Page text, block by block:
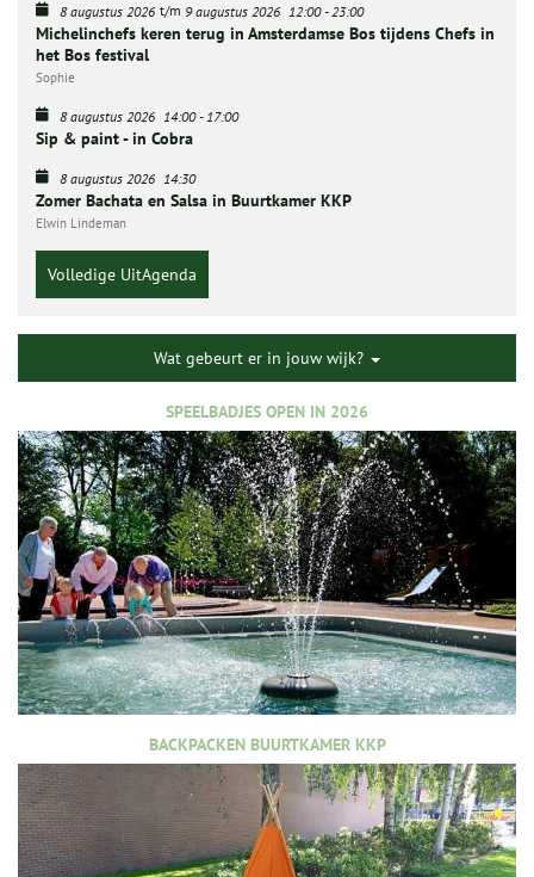
8 augustus 2026 t/m 9 augustus 2026 12:00-23:00
Michelinchefs keren terug in Amsterdamse Bos tijdens Chefs in
het Bos festival
Sophie
8 augustus 2026 14:00-17:00
Sip & paint - in Cobra
8 augustus 2026 14:30
Zomer Bachata en Salsa in Buurtkamer KKP
Elwin Lindeman
Volledige UitAgenda
Wat gebeurt er in jouw wijk?
SPEELBADJES OPEN IN 2026
BACKPACKEN BUURTKAMER KKP